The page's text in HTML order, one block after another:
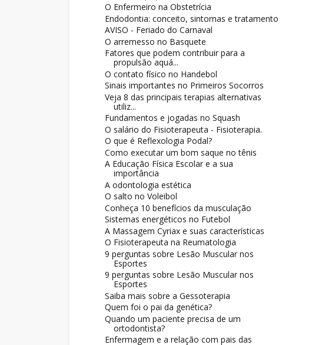
O Enfermeiro na Obstetrícia
Endodontia: conceito, sintomas e tratamento
AVISO - Feriado do Carnaval
O arremesso no Basquete
Fatores que podem contribuir para a
propulsão aquá...
O contato físico no Handebol
Sinais importantes no Primeiros Socorros
Veja 8 das principais terapias alternativas
utiliz...
Fundamentos e jogadas no Squash
O salário do Fisioterapeuta - Fisioterapia.
O que é Reflexologia Podal?
Como executar um bom saque no tênis
A Educação Física Escolar e a sua
importância
A odontologia estética
O salto no Voleibol
Conheça 10 benefícios da musculação
Sistemas energéticos no Futebol
A Massagem Cyriax e suas características
O Fisioterapeuta na Reumatologia
9 perguntas sobre Lesão Muscular nos
Esportes
9 perguntas sobre Lesão Muscular nos
Esportes
Saiba mais sobre a Gessoterapia
Quem foi o pai da genética?
Quando um paciente precisa de um
ortodontista?
Enfermagem e a relação com pais das